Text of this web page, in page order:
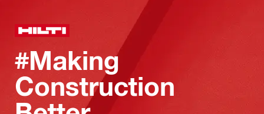
#Making
Construction